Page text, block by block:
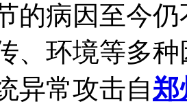
的病因至今
、环境等多
异常攻击自郑